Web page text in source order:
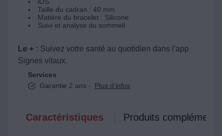
Taille du cadran : 40 mm
Matière du bracelet : Silicone
Suivi et analyse du sommeil
Le + : Suivez votre santé au quotidien dans l'app
Signes vitaux.
Services
Garantie 2 ans -
Plus d'infos
Caractéristiques Produits